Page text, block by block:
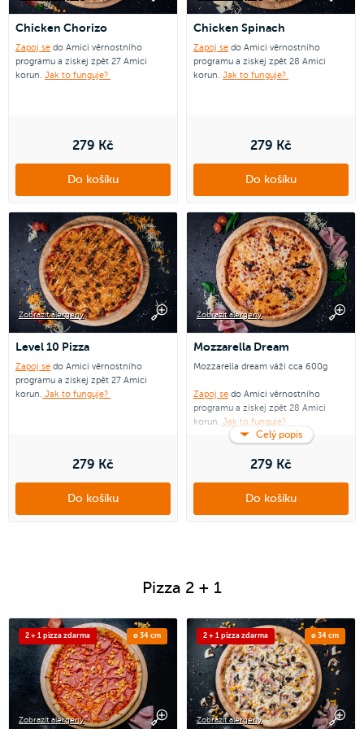
Chicken Chorizo
Zapoj se do Amici věrnostního
programu a získej zpět 27 Amici
korun. Jak to funguje?
279 Kč
Do košíku
Chicken Spinach
Zapoj se do Amici věrnostního
programu a získej zpět 28 Amici
korun. Jak to funguje?
279 Kč
Do košíku
Zobrazit alergeny
Level 10 Pizza
Zapoj se do Amici věrnostního
programu a získej zpět 27 Amici
korun. Jak to funguje?
279 Kč
Do košíku
Zobrazit alergeny
Mozzarella Dream
Mozzarella dream váží cca 600g
Zapoj se do Amici věrnostního
programu a získej zpět 28 Amici
korun. Jak to funguje?
Celý popis
279 Kč
Do košíku
Pizza 2 + 1
2 + 1 pizza zdarma ø 34 cm
Zobrazit alergeny
2 + 1 pizza zdarma ø 34 cm
Zobrazit alergeny